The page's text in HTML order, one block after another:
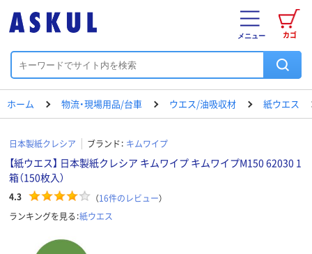
カゴ
メニュー
ホーム 物流・現場用品/台車 ウエス/油吸収材 紙ウエス
日本製紙クレシア ブランド： キムワイプ
【紙ウエス】 日本製紙クレシア キムワイプ キムワイプM150 62030 1
箱（150枚入）
4.3 （16件のレビュー）
ランキングを見る：紙ウエス